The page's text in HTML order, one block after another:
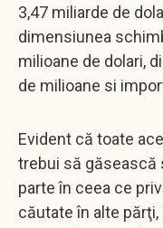
3,47 miliarde de
dimensiunea
milioane de dolari,
de milioane si
Evident că toate
trebui să găsească
parte în ceea ce
căutate în alte